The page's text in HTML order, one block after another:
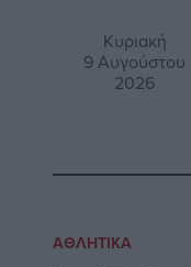
Κυριακή
9 Αυγούστου
2026
ΑΘΛΗΤΙΚΆ